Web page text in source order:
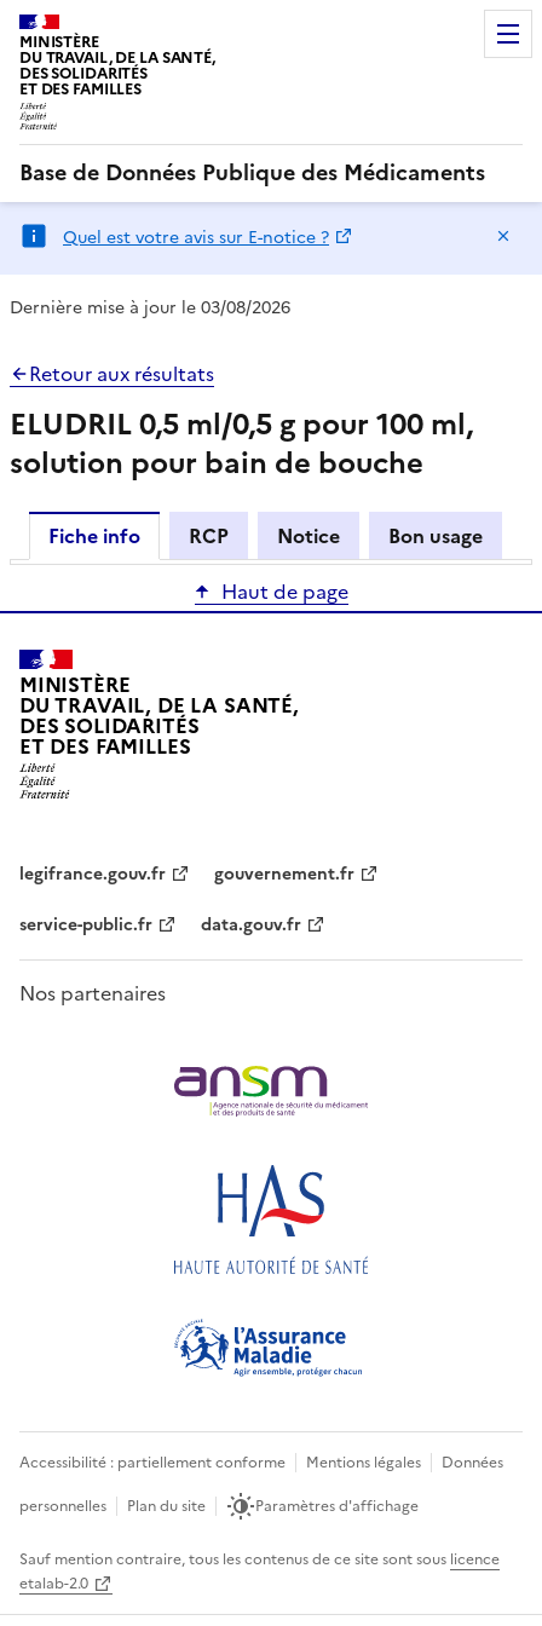
MINISTÈRE
DU TRAVAIL, DE LA SANTÉ,
DES SOLIDARITÉS
ET DES FAMILLES
Base de Données Publique des Médicaments
Quel est votre avis sur E-notice ?
Dernière mise à jour le 03/08/2026
Retour aux résultats
ELUDRIL 0,5 ml/0,5 g pour 100 ml,
solution pour bain de bouche
Fiche info RCP Notice
Bon usage
Haut de page
MINISTÈRE
DU TRAVAIL, DE LA SANTÉ,
DES SOLIDARITÉS
ET DES FAMILLES
legifrance.gouv.fr
gouvernement.fr
service-public.fr
data.gouv.fr
Nos partenaires
Accessibilité : partiellement conforme Mentions légales
Données
personnelles
Plan du site Paramètres d'affichage
Sauf mention contraire, tous les contenus de ce site sont sous licence
etalab-2.0